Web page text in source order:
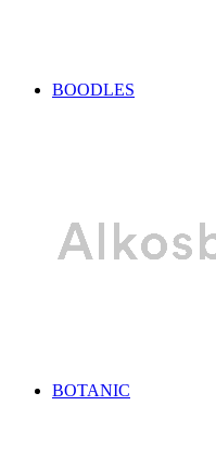
BOODLES
BOTANIC